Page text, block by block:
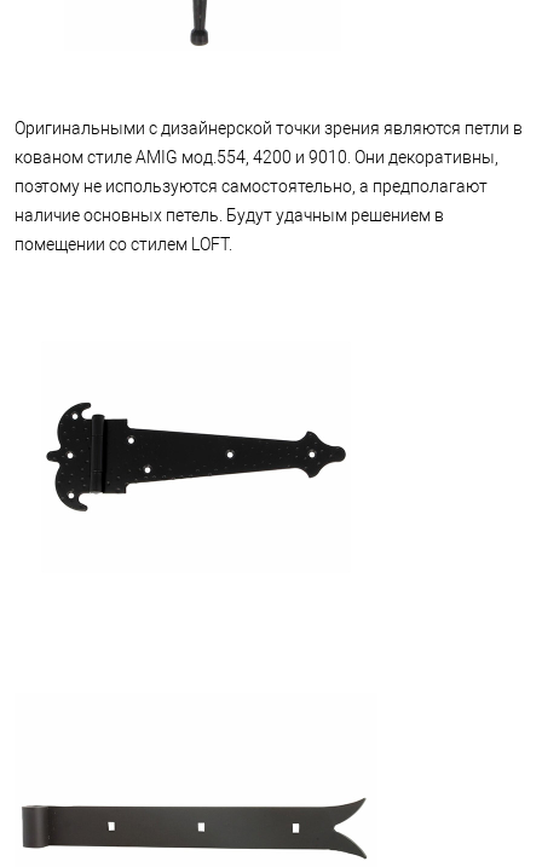
Оригинальными с дизайнерской точки зрения являются петли в
кованом стиле AMIG мод.554, 4200 и 9010. Они декоративны,
поэтому не используются самостоятельно, а предполагают
наличие основных петель. Будут удачным решением в
помещении со стилем LOFT.